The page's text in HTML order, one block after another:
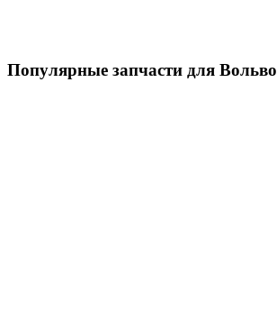
Популярные запчасти для Вольво